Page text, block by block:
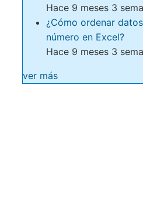
Hace 9 meses 3
¿Cómo ordenar
número en Excel?
Hace 9 meses 3
ver más